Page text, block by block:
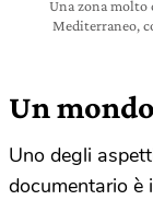
Una zona
Mediterraneo,
Un
Uno degli
documentario è